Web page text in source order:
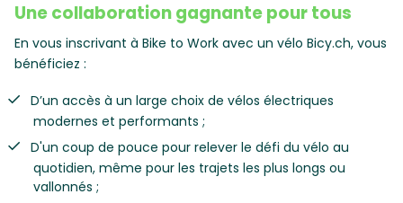
Une collaboration gagnante pour tous
En vous inscrivant à Bike to Work avec un vélo Bicy.ch, vous
bénéficiez :
D’un accès à un large choix de vélos électriques
modernes et performants ;
D'un coup de pouce pour relever le défi du vélo au
quotidien, même pour les trajets les plus longs ou
vallonnés ;